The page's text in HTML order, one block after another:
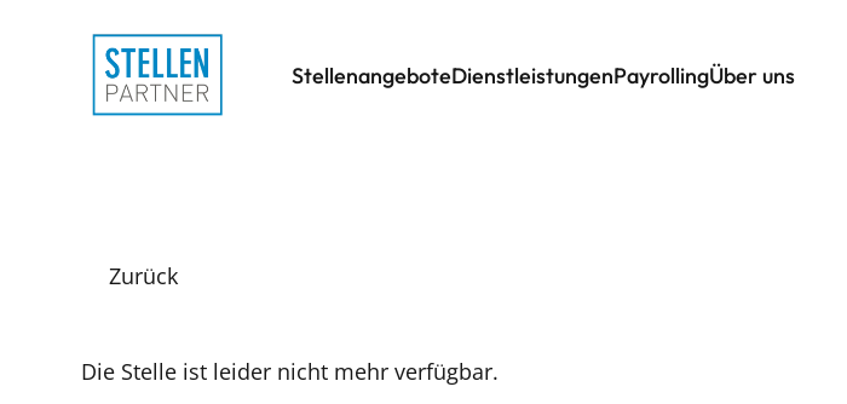
StellenangeboteDienstleistungenPayrollingÜber uns
Zurück
Die Stelle ist leider nicht mehr verfügbar.